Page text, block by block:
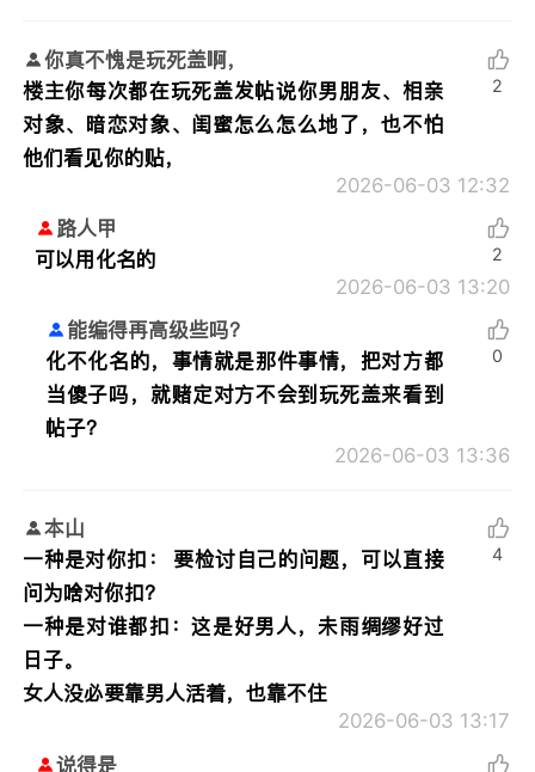
你真不愧是玩死盖啊，
楼主你每次都在玩死盖发帖说你男朋友、相亲
对象、暗恋对象、闺蜜怎么怎么地了，也不怕
他们看见你的贴，
2026-06-03 12:32
2
路人甲
可以用化名的
2026-06-03 13:20
2
能编得再高级些吗？
化不化名的，事情就是那件事情，把对方都
当傻子吗，就赌定对方不会到玩死盖来看到
帖子？
2026-06-03 13:36
0
本山
一种是对你扣： 要检讨自己的问题，可以直接
问为啥对你扣？
一种是对谁都扣：这是好男人，未雨绸缪好过
日子。
女人没必要靠男人活着，也靠不住
2026-06-03 13:17
4
说得是